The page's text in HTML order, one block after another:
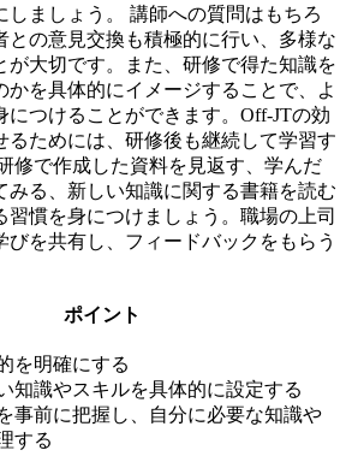
ましょう。
講師への質問はもちろ
との意見交換も積極的に行い、多様な
が大切です。また、研修で得た知識を
かを具体的にイメージすることで、よ
つけることができます。 Off-JTの効
るためには、研修後も継続して学習す
修で作成した資料を見返す、学んだ
みる、新しい知識に関する書籍を読む
習慣を身につけましょう。職場の上司
びを共有し、フィードバックをもらう
ポイント
を明確にする
知識やスキルを具体的に設定する
事前に把握し、自分に必要な知識や
する